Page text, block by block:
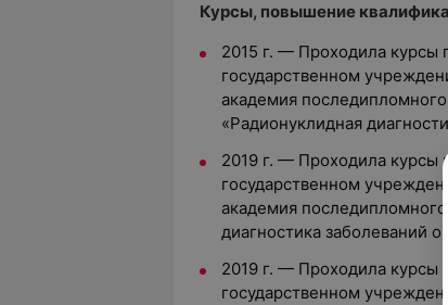
Курсы, повышение
2015 г. — Проходила курсы
государственном
академия
«Радионуклидная
2019 г. — Проходила курсы
государственном
академия
диагностика заболеваний
2019 г. — Проходила курсы
государственном